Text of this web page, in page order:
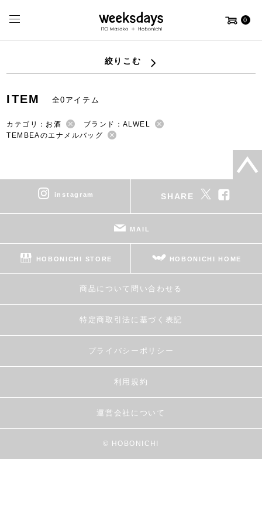
0
絞りこむ
ITEM 全0アイテム
カテゴリ：お酒
ブランド：ALWEL
TEMBEAのエナメルバッグ
instagram SHARE
MAIL
HOBONICHI STORE HOBONICHI HOME
商品について問い合わせる
特定商取引法に基づく表記
プライバシーポリシー
利用規約
運営会社について
© HOBONICHI